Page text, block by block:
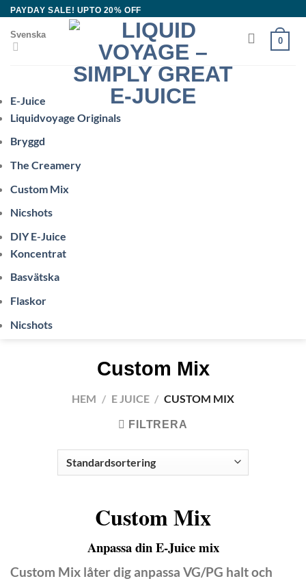
Skip
content
PAYDAY SALE! UPTO 20% OFF
Svenska
0
E-Juice
Liquidvoyage Originals
Bryggd
The Creamery
Custom Mix
Nicshots
DIY E-Juice
Koncentrat
Basvätska
Flaskor
Nicshots
Custom Mix
HEM / E JUICE / CUSTOM MIX
FILTRERA
Custom Mix
Anpassa din E-Juice mix
Custom Mix låter dig anpassa VG/PG halt och